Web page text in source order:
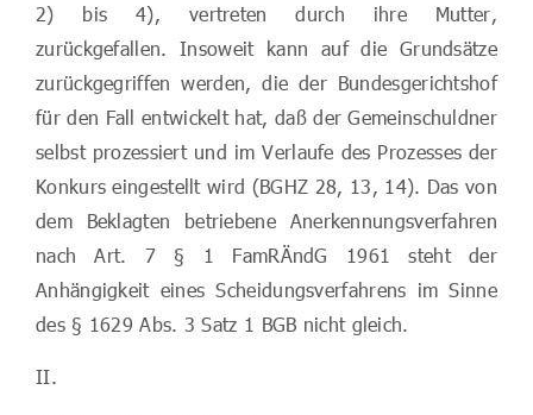
2) bis 4), vertreten durch ihre Mutter,
zurückgefallen. Insoweit kann auf die Grundsätze
zurückgegriffen werden, die der Bundesgerichtshof
für den Fall entwickelt hat, daß der Gemeinschuldner
selbst prozessiert und im Verlaufe des Prozesses der
Konkurs eingestellt wird (BGHZ 28, 13, 14). Das von
dem Beklagten betriebene Anerkennungsverfahren
nach Art. 7 § 1 FamRÄndG 1961 steht der
Anhängigkeit eines Scheidungsverfahrens im Sinne
des § 1629 Abs. 3 Satz 1 BGB nicht gleich.
II.